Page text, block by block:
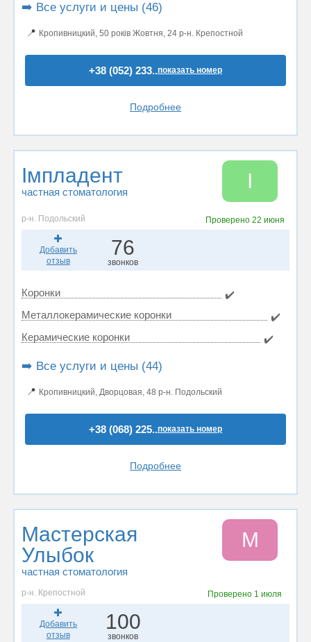
➡️ Все услуги и цены (46)
📍 Кропивницкий, 50 років Жовтня, 24 р-н. Крепостной
+38 (052) 233..показать номер
Подробнее
Імпладент
частная стоматология І
р-н. Подольский Проверено 22 июня
Добавить
отзыв
76
звонков
Коронки
✔️
Металлокерамические коронки
✔️
Керамические коронки
✔️
➡️ Все услуги и цены (44)
📍 Кропивницкий, Дворцовая, 48 р-н. Подольский
+38 (068) 225..показать номер
Подробнее
Мастерская
Улыбок
частная стоматология
М
р-н. Крепостной Проверено 1 июля
Добавить
отзыв
100
звонков